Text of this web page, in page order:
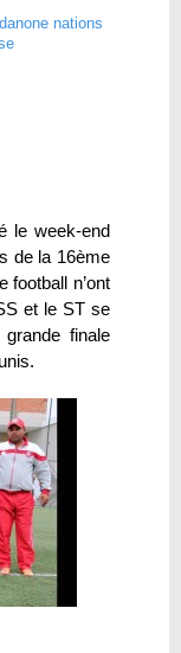
danone nations
le week-end
de la 16ème
football n’ont
et le ST se
finale